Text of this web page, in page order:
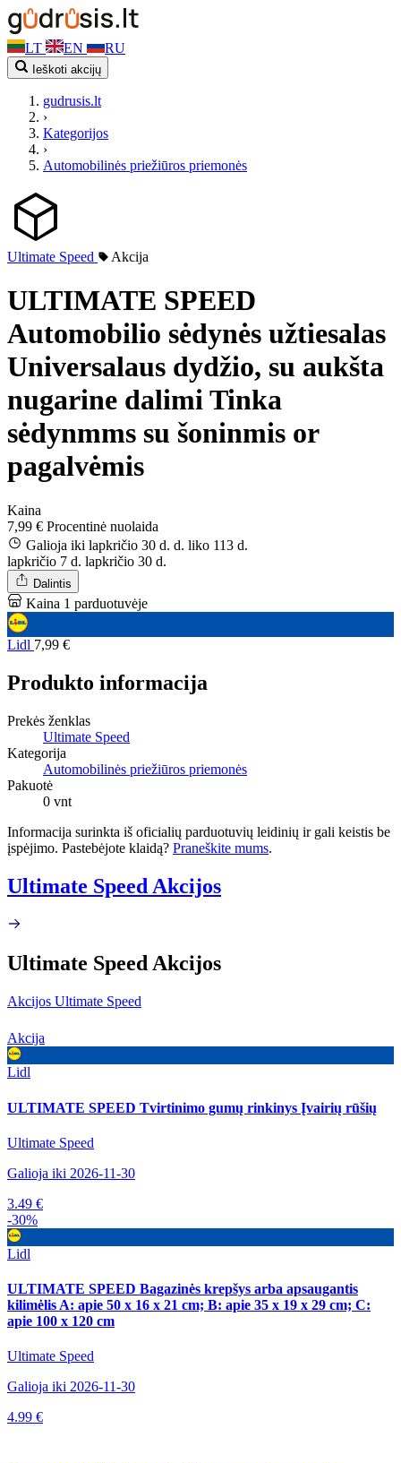
LT EN RU
Ieškoti akcijų
gudrusis.lt
›
Kategorijos
›
Automobilinės priežiūros priemonės
Ultimate Speed Akcija
ULTIMATE SPEED
Automobilio sėdynės užtiesalas
Universalaus dydžio, su aukšta
nugarine dalimi Tinka
sėdynmms su šoninmis or
pagalvėmis
Kaina
7,99 € Procentinė nuolaida
Galioja iki lapkričio 30 d. d. liko 113 d.
lapkričio 7 d. lapkričio 30 d.
Dalintis
Kaina 1 parduotuvėje
Lidl 7,99 €
Produkto informacija
Prekės ženklas
Ultimate Speed
Kategorija
Automobilinės priežiūros priemonės
Pakuotė
0 vnt
Informacija surinkta iš oficialių parduotuvių leidinių ir gali keistis be
įspėjimo. Pastebėjote klaidą? Praneškite mums.
Ultimate Speed Akcijos
Ultimate Speed Akcijos
Akcijos Ultimate Speed
Akcija
Lidl
ULTIMATE SPEED Tvirtinimo gumų rinkinys Įvairių rūšių
Ultimate Speed
Galioja iki 2026-11-30
3.49 €
-30%
Lidl
ULTIMATE SPEED Bagazinės krepšys arba apsaugantis
kilimėlis A: apie 50 x 16 x 21 cm; B: apie 35 x 19 x 29 cm; C:
apie 100 x 120 cm
Ultimate Speed
Galioja iki 2026-11-30
4.99 €